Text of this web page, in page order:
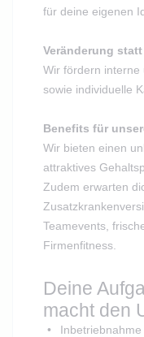
für deine eigenen
Veränderung
Wir fördern interne
sowie individuelle
Benefits für
Wir bieten einen
attraktives
Zudem erwarten
Teamevents,
Firmenfitness.
Deine
macht den